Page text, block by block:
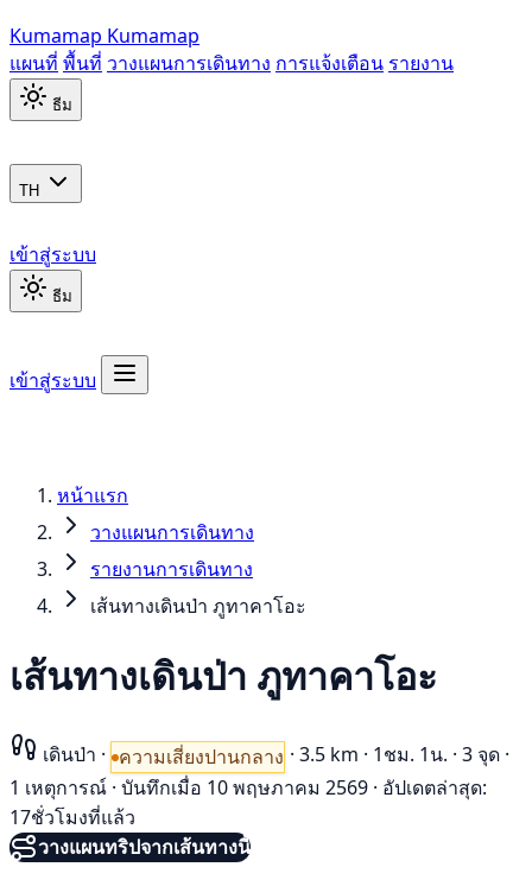
Kumamap Kumamap
แผนที่ พื้นที่ วางแผนการเดินทาง การแจ้งเตือน รายงาน
ธีม
TH
เข้าสู่ระบบ
ธีม
เข้าสู่ระบบ
หน้าแรก
วางแผนการเดินทาง
รายงานการเดินทาง
เส้นทางเดินป่า ภูทาคาโอะ
เส้นทางเดินป่า ภูทาคาโอะ
เดินป่า · ความเสี่ยงปานกลาง · 3.5 km · 1ชม. 1น. · 3 จุด ·
1 เหตุการณ์ · บันทึกเมื่อ 10 พฤษภาคม 2569 · อัปเดตล่าสุด:
17ชั่วโมงที่แล้ว
วางแผนทริปจากเส้นทางนี้